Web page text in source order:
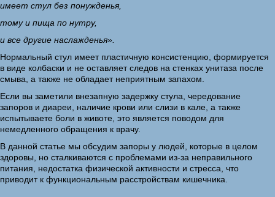
имеет стул без понужденья,
тому и пища по нутру,
и все другие наслажденья».
Нормальный стул имеет пластичную консистенцию, формируется
в виде колбаски и не оставляет следов на стенках унитаза после
смыва, а также не обладает неприятным запахом.
Если вы заметили внезапную задержку стула, чередование
запоров и диареи, наличие крови или слизи в кале, а также
испытываете боли в животе, это является поводом для
немедленного обращения к врачу.
В данной статье мы обсудим запоры у людей, которые в целом
здоровы, но сталкиваются с проблемами из-за неправильного
питания, недостатка физической активности и стресса, что
приводит к функциональным расстройствам кишечника.